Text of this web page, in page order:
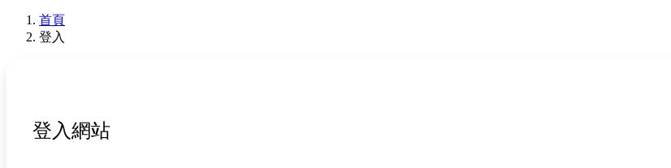
首頁
登入
登入網站